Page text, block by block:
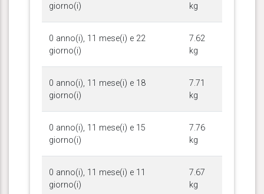
giorno(i)
kg
0 anno(i), 11 mese(i) e 22
giorno(i)
7.62
kg
0 anno(i), 11 mese(i) e 18
giorno(i)
7.71
kg
0 anno(i), 11 mese(i) e 15
giorno(i)
7.76
kg
0 anno(i), 11 mese(i) e 11
giorno(i)
7.67
kg